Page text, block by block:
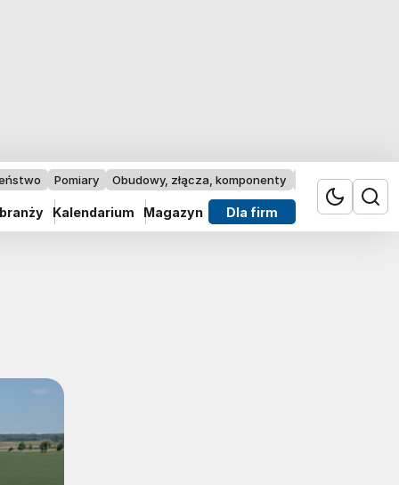
Pomiary Obudowy, złącza, komponenty Przemysł 4.0
Kalendarium Magazyn Dla firm